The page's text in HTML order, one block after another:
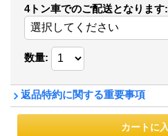
4トン車でのご配送となります:
数量:
返品特約に関する重要事項